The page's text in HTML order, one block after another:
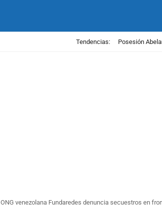
Tendencias: Posesión
ONG venezolana Fundaredes denuncia secuestros en